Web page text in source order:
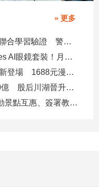
» 更多
8大銀行攜手完成AI防詐模型聯合學習驗證 警示帳戶準確度提升2倍
台灣大電信獨賣Even Realities AI眼鏡套裝！月付1399元 專案價3990
遠傳跨洲多國20GB定量包全新登場 1688元漫遊逾百國家！
台股收跌214點！外資小買20億 股后川湖晉升萬金股
高雄陸奧市深化交流 即日啟動景點互惠、簽署教育合作MOU